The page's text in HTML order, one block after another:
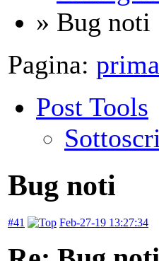
» Bug noti
Pagina: prima
Post Tools
Bug noti
#41 Feb-27-19 13:27:34